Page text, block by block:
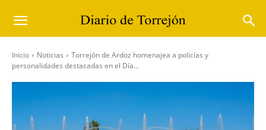
Inicio Noticias
Torrejón de Ardoz homenajea a policías y
personalidades destacadas en el Día...